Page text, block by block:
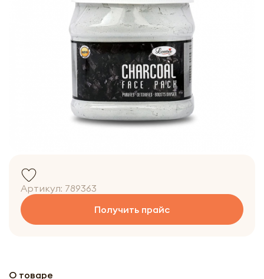
Артикул: 789363
Получить прайс
О товаре